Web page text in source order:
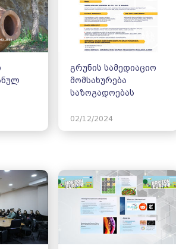
გრუნის სამედიაციო
მომსახურება
საზოგადოებას
02/12/2024